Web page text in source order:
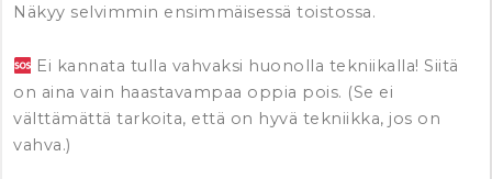
Näkyy selvimmin ensimmäisessä toistossa.
Ei kannata tulla vahvaksi huonolla tekniikalla! Siitä
on aina vain haastavampaa oppia pois. (Se ei
välttämättä tarkoita, että on hyvä tekniikka, jos on
vahva.)